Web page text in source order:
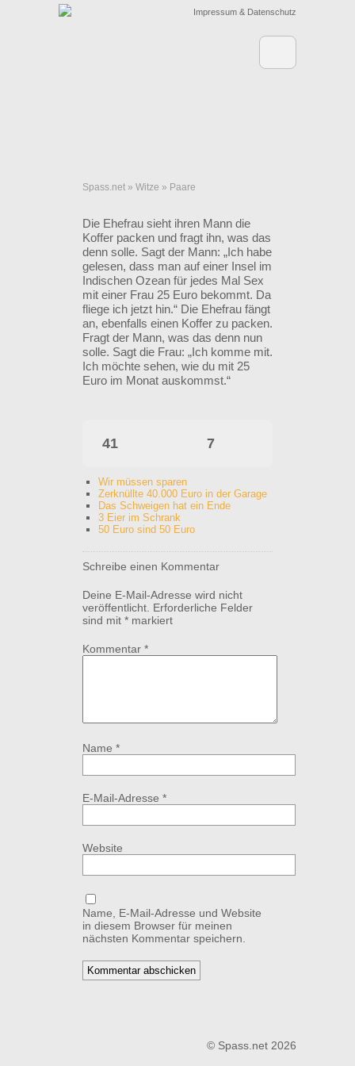
Impressum & Datenschutz
Spass.net » Witze » Paare
Die Ehefrau sieht ihren Mann die
Koffer packen und fragt ihn, was das
denn solle. Sagt der Mann: „Ich habe
gelesen, dass man auf einer Insel im
Indischen Ozean für jedes Mal Sex
mit einer Frau 25 Euro bekommt. Da
fliege ich jetzt hin.“ Die Ehefrau fängt
an, ebenfalls einen Koffer zu packen.
Fragt der Mann, was das denn nun
solle. Sagt die Frau: „Ich komme mit.
Ich möchte sehen, wie du mit 25
Euro im Monat auskommst.“
41 7
Wir müssen sparen
Zerknüllte 40.000 Euro in der Garage
Das Schweigen hat ein Ende
3 Eier im Schrank
50 Euro sind 50 Euro
Schreibe einen Kommentar
Deine E-Mail-Adresse wird nicht
veröffentlicht. Erforderliche Felder
sind mit * markiert
Kommentar *
Name *
E-Mail-Adresse *
Website
Name, E-Mail-Adresse und Website
in diesem Browser für meinen
nächsten Kommentar speichern.
© Spass.net 2026